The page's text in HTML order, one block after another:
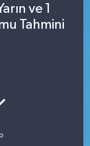
ve 1
Tahmini